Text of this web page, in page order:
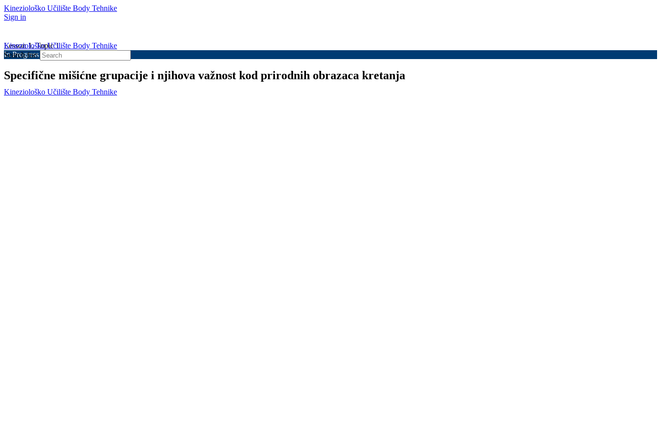
Kineziološko Učilište Body Tehnike
Sign in
Kineziološko Učilište Body Tehnike
Search for:
Kineziološko Učilište Body Tehnike
Lesson 1, Topic 1
In Progress
Specifične mišićne grupacije i njihova važnost kod prirodnih obrazaca kretanja